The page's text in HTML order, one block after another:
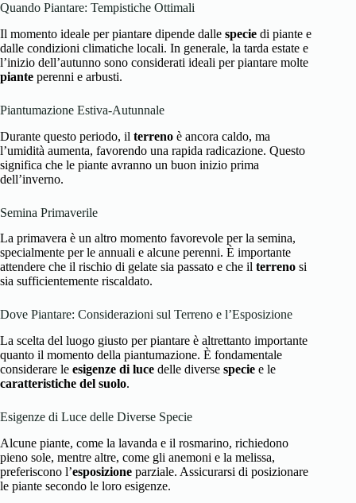
Quando Piantare: Tempistiche Ottimali
Il momento ideale per piantare dipende dalle specie di piante e
dalle condizioni climatiche locali. In generale, la tarda estate e
l’inizio dell’autunno sono considerati ideali per piantare molte
piante perenni e arbusti.
Piantumazione Estiva-Autunnale
Durante questo periodo, il terreno è ancora caldo, ma
l’umidità aumenta, favorendo una rapida radicazione. Questo
significa che le piante avranno un buon inizio prima
dell’inverno.
Semina Primaverile
La primavera è un altro momento favorevole per la semina,
specialmente per le annuali e alcune perenni. È importante
attendere che il rischio di gelate sia passato e che il terreno si
sia sufficientemente riscaldato.
Dove Piantare: Considerazioni sul Terreno e l’Esposizione
La scelta del luogo giusto per piantare è altrettanto importante
quanto il momento della piantumazione. È fondamentale
considerare le esigenze di luce delle diverse specie e le
caratteristiche del suolo.
Esigenze di Luce delle Diverse Specie
Alcune piante, come la lavanda e il rosmarino, richiedono
pieno sole, mentre altre, come gli anemoni e la melissa,
preferiscono l’esposizione parziale. Assicurarsi di posizionare
le piante secondo le loro esigenze.